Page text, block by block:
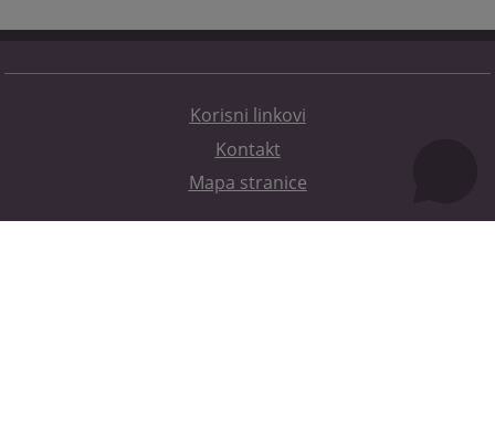
Korisni linkovi
Kontakt
Mapa stranice